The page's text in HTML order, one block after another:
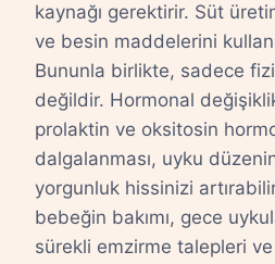
kaynağı gerektirir. Süt
ve besin maddelerini
Bununla birlikte, sadece
değildir. Hormonal
prolaktin ve oksitosin
dalgalanması, uyku
yorgunluk hissinizi
bebeğin bakımı, gece
sürekli emzirme talepleri